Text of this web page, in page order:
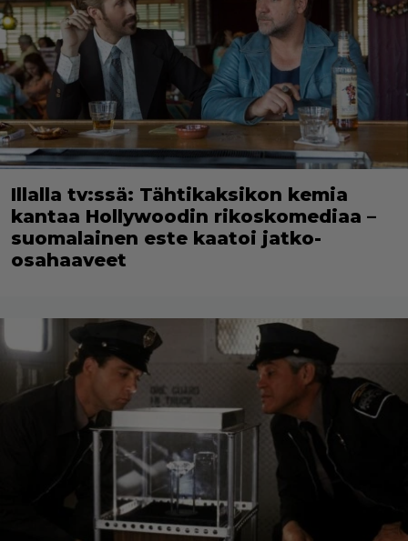
Illalla tv:ssä: Tähtikaksikon kemia
kantaa Hollywoodin rikoskomediaa –
suomalainen este kaatoi jatko-
osahaaveet